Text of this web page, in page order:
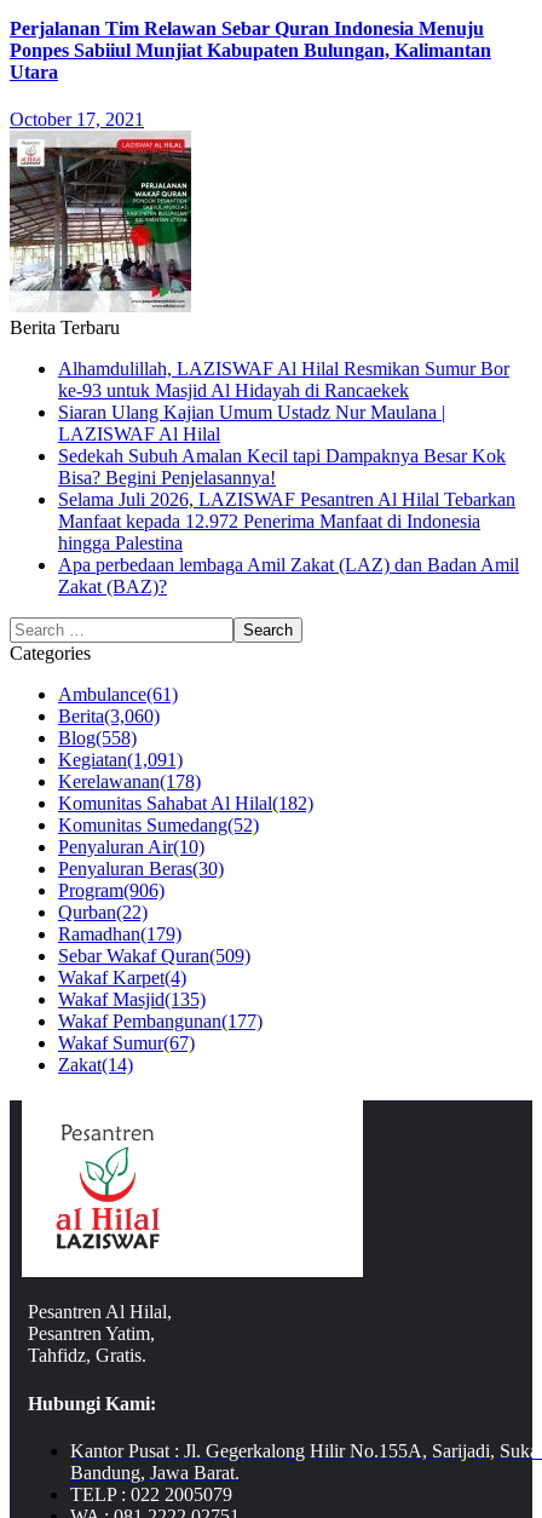
Perjalanan Tim Relawan Sebar Quran Indonesia Menuju
Ponpes Sabiiul Munjiat Kabupaten Bulungan, Kalimantan
Utara
October 17, 2021
Berita Terbaru
Alhamdulillah, LAZISWAF Al Hilal Resmikan Sumur Bor
ke-93 untuk Masjid Al Hidayah di Rancaekek
Siaran Ulang Kajian Umum Ustadz Nur Maulana |
LAZISWAF Al Hilal
Sedekah Subuh Amalan Kecil tapi Dampaknya Besar Kok
Bisa? Begini Penjelasannya!
Selama Juli 2026, LAZISWAF Pesantren Al Hilal Tebarkan
Manfaat kepada 12.972 Penerima Manfaat di Indonesia
hingga Palestina
Apa perbedaan lembaga Amil Zakat (LAZ) dan Badan Amil
Zakat (BAZ)?
Categories
Ambulance(61)
Berita(3,060)
Blog(558)
Kegiatan(1,091)
Kerelawanan(178)
Komunitas Sahabat Al Hilal(182)
Komunitas Sumedang(52)
Penyaluran Air(10)
Penyaluran Beras(30)
Program(906)
Qurban(22)
Ramadhan(179)
Sebar Wakaf Quran(509)
Wakaf Karpet(4)
Wakaf Masjid(135)
Wakaf Pembangunan(177)
Wakaf Sumur(67)
Zakat(14)
Pesantren Al Hilal,
Pesantren Yatim,
Tahfidz, Gratis.
Hubungi Kami:
Kantor Pusat : Jl. Gegerkalong Hilir No.155A, Sarijadi,
Bandung, Jawa Barat.
TELP : 022 2005079